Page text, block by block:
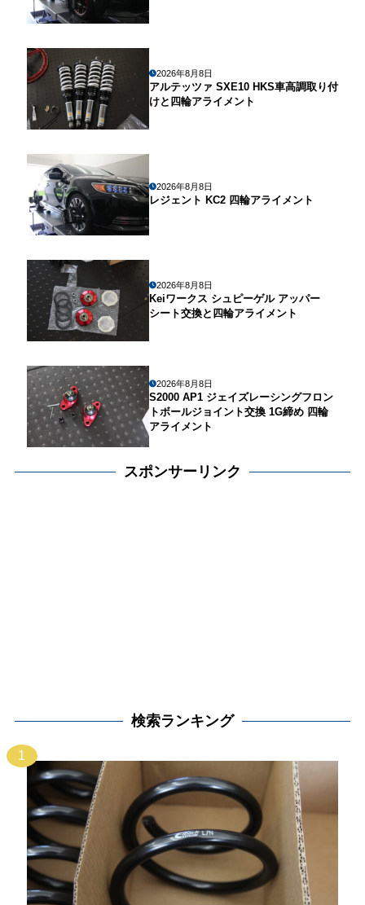
2026年8月8日
アルテッツァ SXE10 HKS車高調取り付
けと四輪アライメント
2026年8月8日
レジェント KC2 四輪アライメント
2026年8月8日
Keiワークス シュピーゲル アッパー
シート交換と四輪アライメント
2026年8月8日
S2000 AP1 ジェイズレーシングフロン
トボールジョイント交換 1G締め 四輪
アライメント
スポンサーリンク
検索ランキング
1